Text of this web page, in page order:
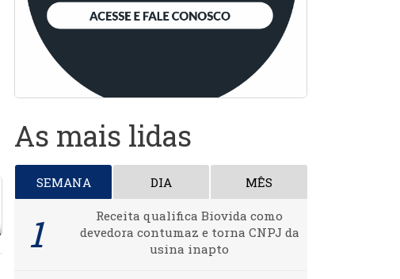
As mais lidas
SEMANA DIA MÊS
Receita qualifica Biovida como
devedora contumaz e torna CNPJ da
usina inapto